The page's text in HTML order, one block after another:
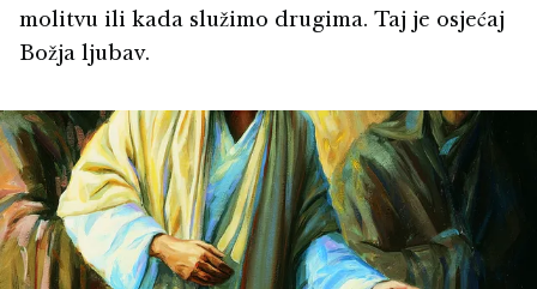
molitvu ili kada služimo drugima. Taj je osjećaj
Božja ljubav.